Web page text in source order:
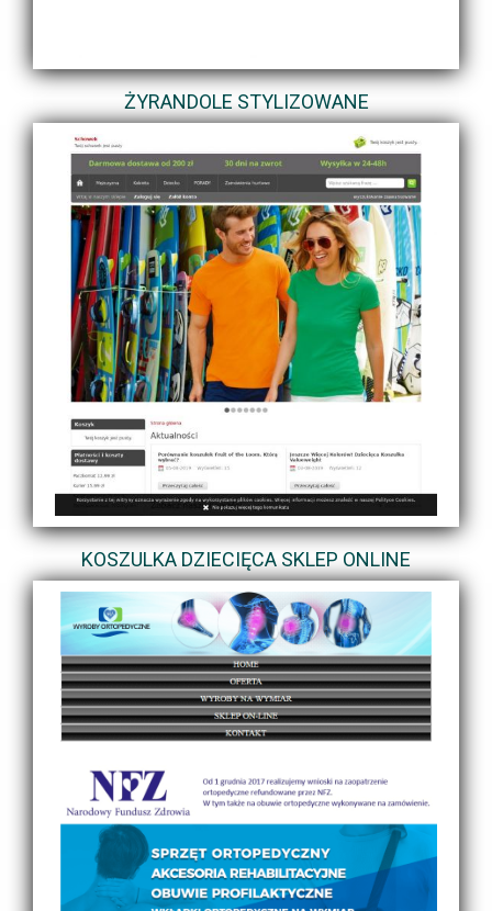
ŻYRANDOLE STYLIZOWANE
KOSZULKA DZIECIĘCA SKLEP ONLINE